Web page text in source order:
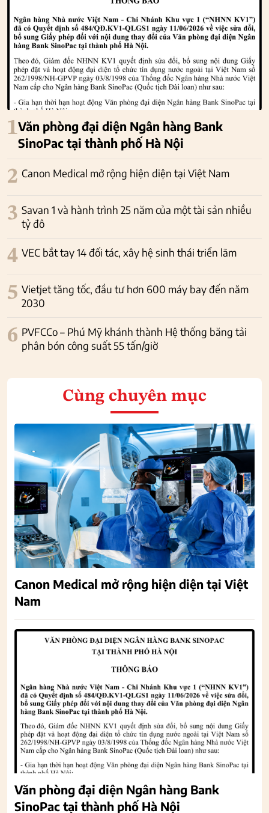
1Văn phòng đại diện Ngân hàng Bank
SinoPac tại thành phố Hà Nội
2 Canon Medical mở rộng hiện diện tại Việt Nam
3 Savan 1 và hành trình 25 năm của một tài sản nhiều
tỷ đô
4 VEC bắt tay 14 đối tác, xây hệ sinh thái triển lãm
5 Vietjet tăng tốc, đầu tư hơn 600 máy bay đến năm
2030
6 PVFCCo – Phú Mỹ khánh thành Hệ thống băng tải
phân bón công suất 55 tấn/giờ
Cùng chuyên mục
Canon Medical mở rộng hiện diện tại Việt
Nam
Văn phòng đại diện Ngân hàng Bank
SinoPac tại thành phố Hà Nội